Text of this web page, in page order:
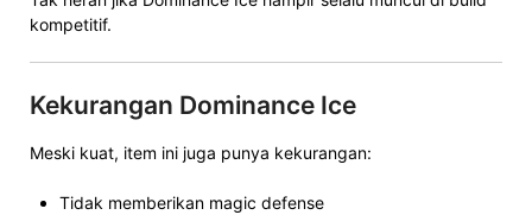
kompetitif.
Kekurangan Dominance Ice
Meski kuat, item ini juga punya kekurangan:
Tidak memberikan magic defense